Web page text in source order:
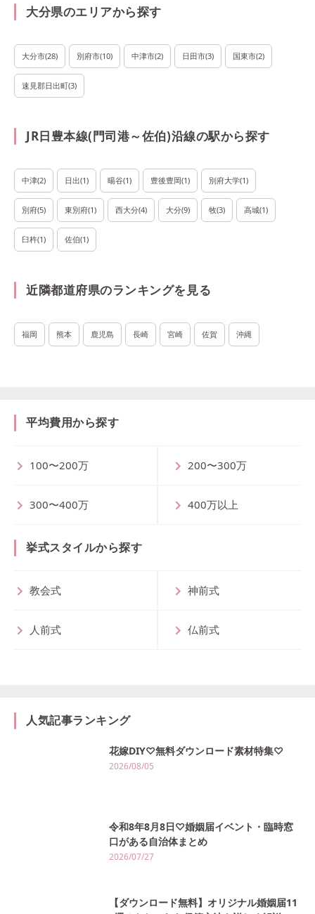
大分県のエリアから探す
大分市(28) 別府市(10) 中津市(2) 日田市(3) 国東市(2)
速見郡日出町(3)
JR日豊本線(門司港～佐伯)沿線の駅から探す
中津(2) 日出(1) 暘谷(1) 豊後豊岡(1) 別府大学(1)
別府(5) 東別府(1) 西大分(4) 大分(9) 牧(3) 高城(1)
臼杵(1) 佐伯(1)
近隣都道府県のランキングを見る
福岡 熊本 鹿児島 長崎 宮崎 佐賀 沖縄
平均費用から探す
100〜200万 200〜300万
300〜400万 400万以上
挙式スタイルから探す
教会式 神前式
人前式 仏前式
人気記事ランキング
花嫁DIY♡無料ダウンロード素材特集♡
2026/08/05
令和8年8月8日♡婚姻届イベント・臨時窓
口がある自治体まとめ
2026/07/27
【ダウンロード無料】オリジナル婚姻届11